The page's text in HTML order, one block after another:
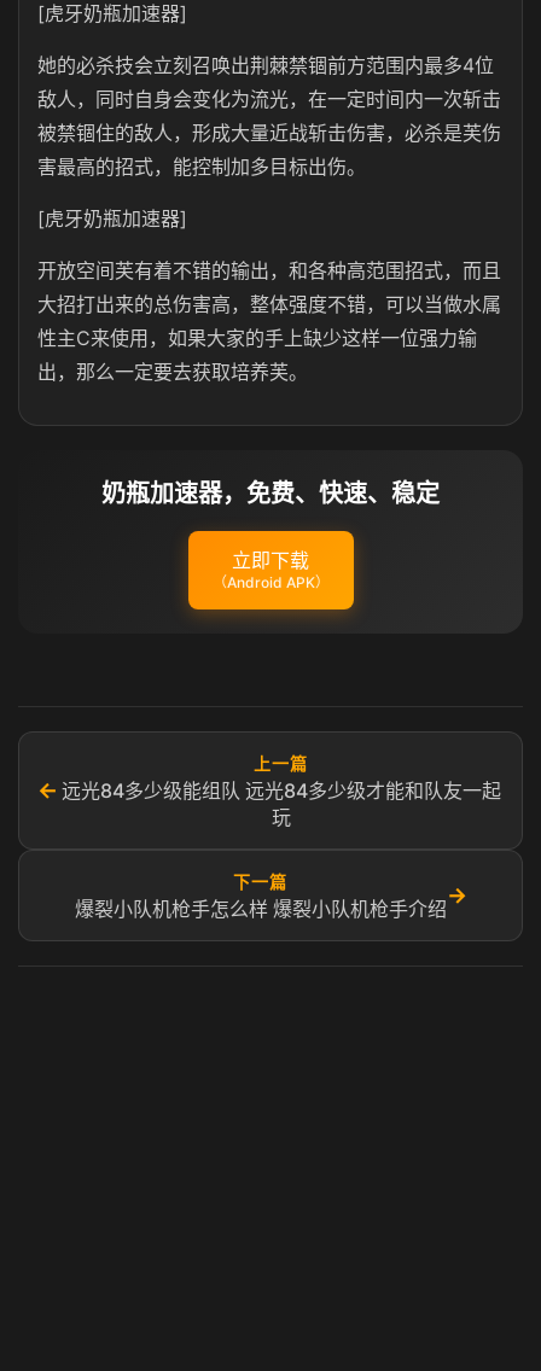
[虎牙奶瓶加速器]
她的必杀技会立刻召唤出荆棘禁锢前方范围内最多4位
敌人，同时自身会变化为流光，在一定时间内一次斩击
被禁锢住的敌人，形成大量近战斩击伤害，必杀是芙伤
害最高的招式，能控制加多目标出伤。
[虎牙奶瓶加速器]
开放空间芙有着不错的输出，和各种高范围招式，而且
大招打出来的总伤害高，整体强度不错，可以当做水属
性主C来使用，如果大家的手上缺少这样一位强力输
出，那么一定要去获取培养芙。
奶瓶加速器，免费、快速、稳定
立即下载
（Android APK）
←
上一篇
远光84多少级能组队 远光84多少级才能和队友一起
玩
下一篇
爆裂小队机枪手怎么样 爆裂小队机枪手介绍
→